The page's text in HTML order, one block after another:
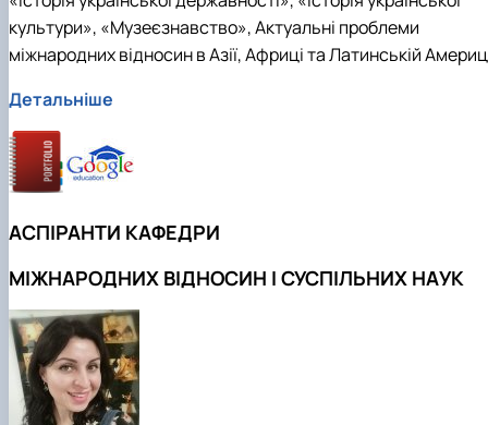
культури», «Музеєзнавство», Актуальні проблеми
міжнародних відносин в Азії, Африці та Латинській
Детальніше
АСПІРАНТИ КАФЕДРИ
МІЖНАРОДНИХ ВІДНОСИН І СУСПІЛЬНИХ НАУК